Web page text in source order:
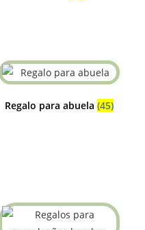
Regalo para abuela (45)